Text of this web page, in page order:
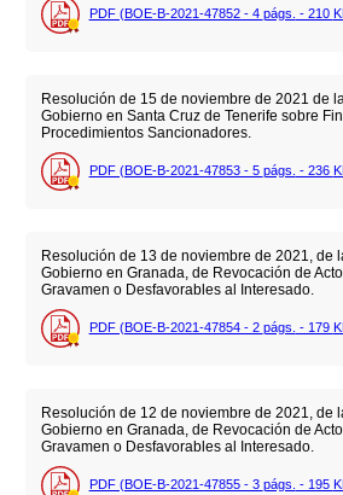
PDF (BOE-B-2021-47852 - 4 págs. - 210
Resolución de 15 de noviembre de 2021 de
Gobierno en Santa Cruz de Tenerife sobre
Procedimientos Sancionadores.
PDF (BOE-B-2021-47853 - 5 págs. - 236
Resolución de 13 de noviembre de 2021, de
Gobierno en Granada, de Revocación de
Gravamen o Desfavorables al Interesado.
PDF (BOE-B-2021-47854 - 2 págs. - 179
Resolución de 12 de noviembre de 2021, de
Gobierno en Granada, de Revocación de
Gravamen o Desfavorables al Interesado.
PDF (BOE-B-2021-47855 - 3 págs. - 195